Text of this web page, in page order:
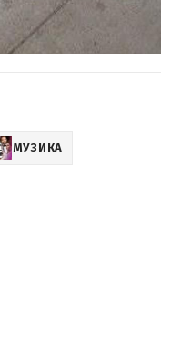
МУЗИКА